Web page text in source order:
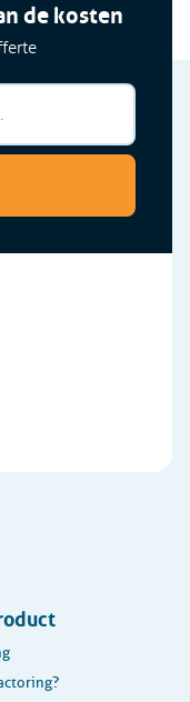
de kosten